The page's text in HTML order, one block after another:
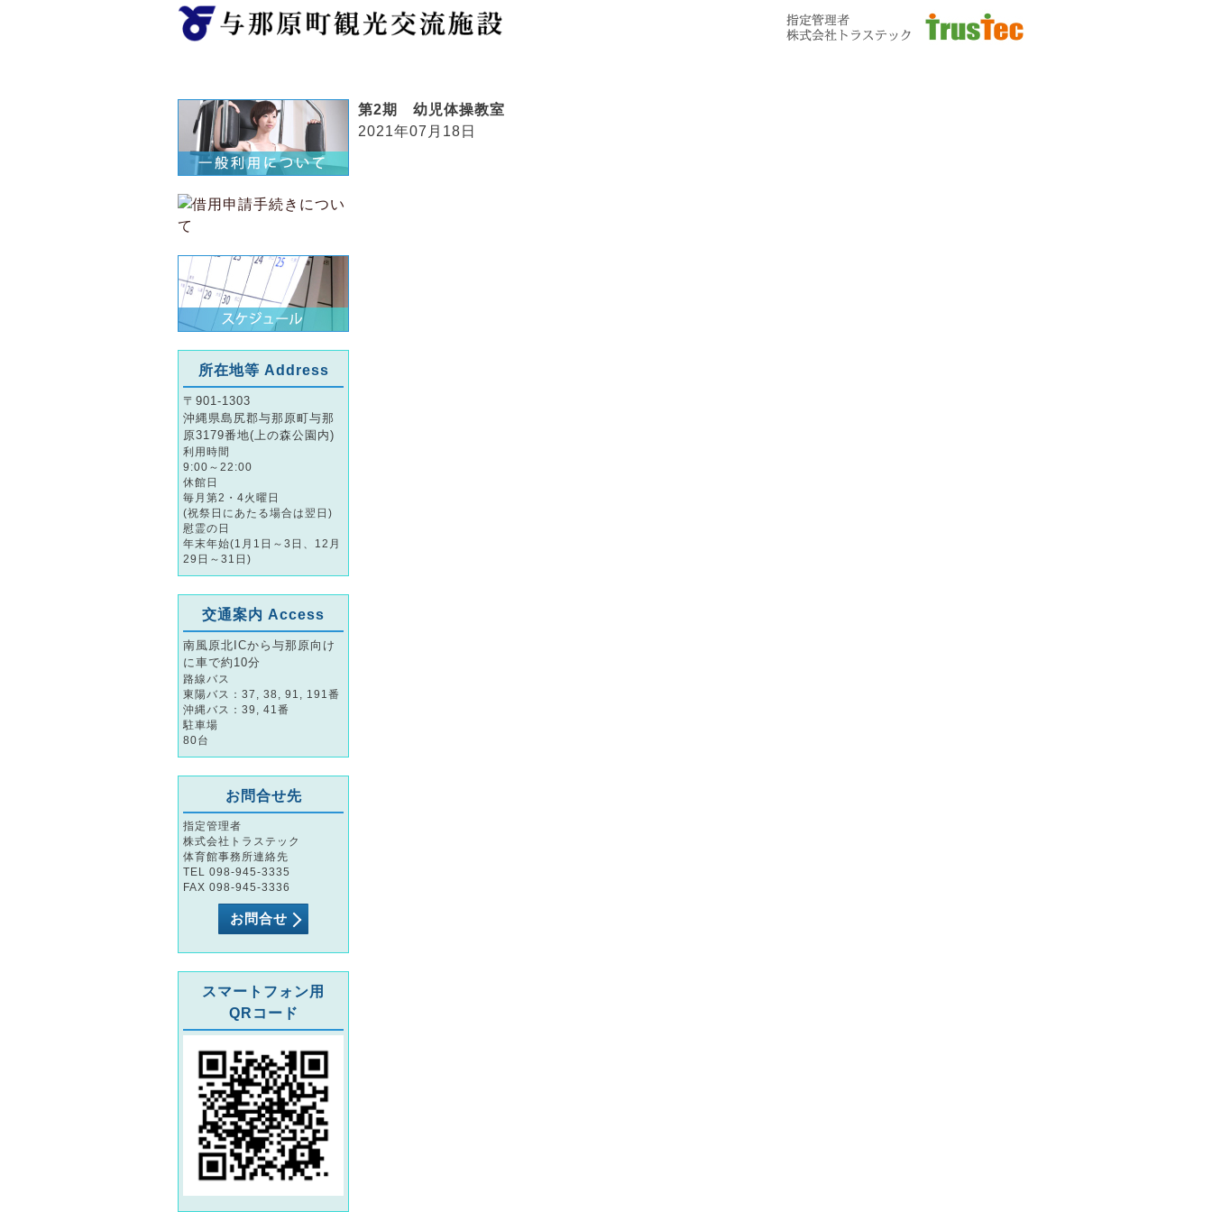
第2期 幼児体操教室
2021年07月18日
所在地等 Address
〒901-1303
沖縄県島尻郡与那原町与那
原3179番地(上の森公園内)
利用時間
9:00～22:00
休館日
毎月第2・4火曜日
(祝祭日にあたる場合は翌日)
慰霊の日
年末年始(1月1日～3日、12月
29日～31日)
交通案内 Access
南風原北ICから与那原向け
に車で約10分
路線バス
東陽バス：37, 38, 91, 191番
沖縄バス：39, 41番
駐車場
80台
お問合せ先
指定管理者
株式会社トラステック
体育館事務所連絡先
TEL 098-945-3335
FAX 098-945-3336
お問合せ
スマートフォン用
QRコード